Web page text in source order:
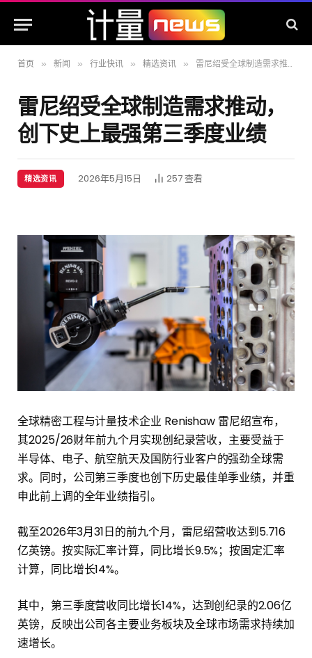
首页 » 新闻 » 行业快讯 » 精选资讯 » 雷尼绍受全球制造需求推动，创下史上最强第三季度业绩
雷尼绍受全球制造需求推动，
创下史上最强第三季度业绩
精选资讯 2026年5月15日 257查看
全球精密工程与计量技术企业 Renishaw 雷尼绍宣布，
其2025/26财年前九个月实现创纪录营收，主要受益于
半导体、电子、航空航天及国防行业客户的强劲全球需
求。同时，公司第三季度也创下历史最佳单季业绩，并重
申此前上调的全年业绩指引。
截至2026年3月31日的前九个月，雷尼绍营收达到5.716
亿英镑。按实际汇率计算，同比增长9.5%；按固定汇率
计算，同比增长14%。
其中，第三季度营收同比增长14%，达到创纪录的2.06亿
英镑，反映出公司各主要业务板块及全球市场需求持续加
速增长。